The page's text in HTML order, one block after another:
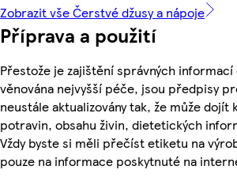
Zobrazit vše Čerstvé džusy a nápoje
Příprava a použití
Přestože je zajištění správných
věnována nejvyšší péče, jsou předpisy
neustále aktualizovány tak, že může dojít
potravin, obsahu živin, dietetických
Vždy byste si měli přečíst etiketu na
pouze na informace poskytnuté na